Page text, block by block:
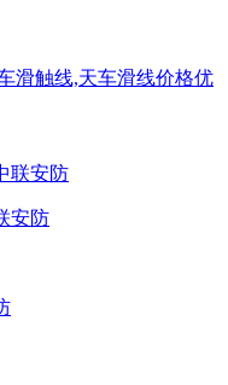
滑触线,天车滑线价格优
安防